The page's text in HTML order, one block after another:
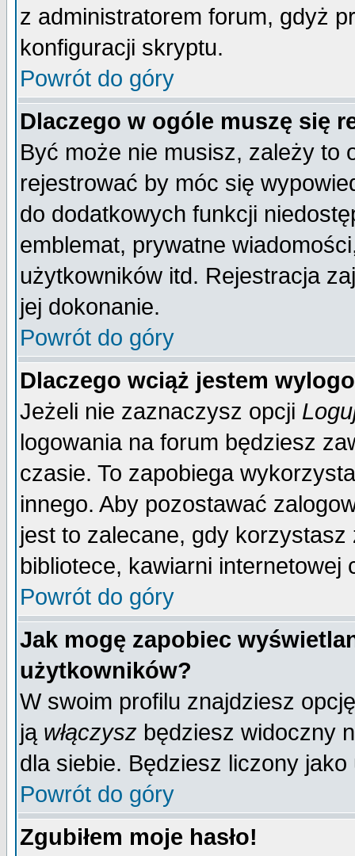
z administratorem forum, gdyż
konfiguracji skryptu.
Powrót do góry
Dlaczego w ogóle muszę się
Być może nie musisz, zależy to
rejestrować by móc się
do dodatkowych funkcji
emblemat, prywatne
użytkowników itd. Rejestracja
jej dokonanie.
Powrót do góry
Dlaczego wciąż jestem
Jeżeli nie zaznaczysz opcji
logowania na forum będziesz
czasie. To zapobiega
innego. Aby pozostawać
jest to zalecane, gdy
bibliotece, kawiarni internetowej
Powrót do góry
Jak mogę zapobiec
użytkowników?
W swoim profilu znajdziesz
ją włączysz będziesz widoczny
dla siebie. Będziesz liczony
Powrót do góry
Zgubiłem moje hasło!